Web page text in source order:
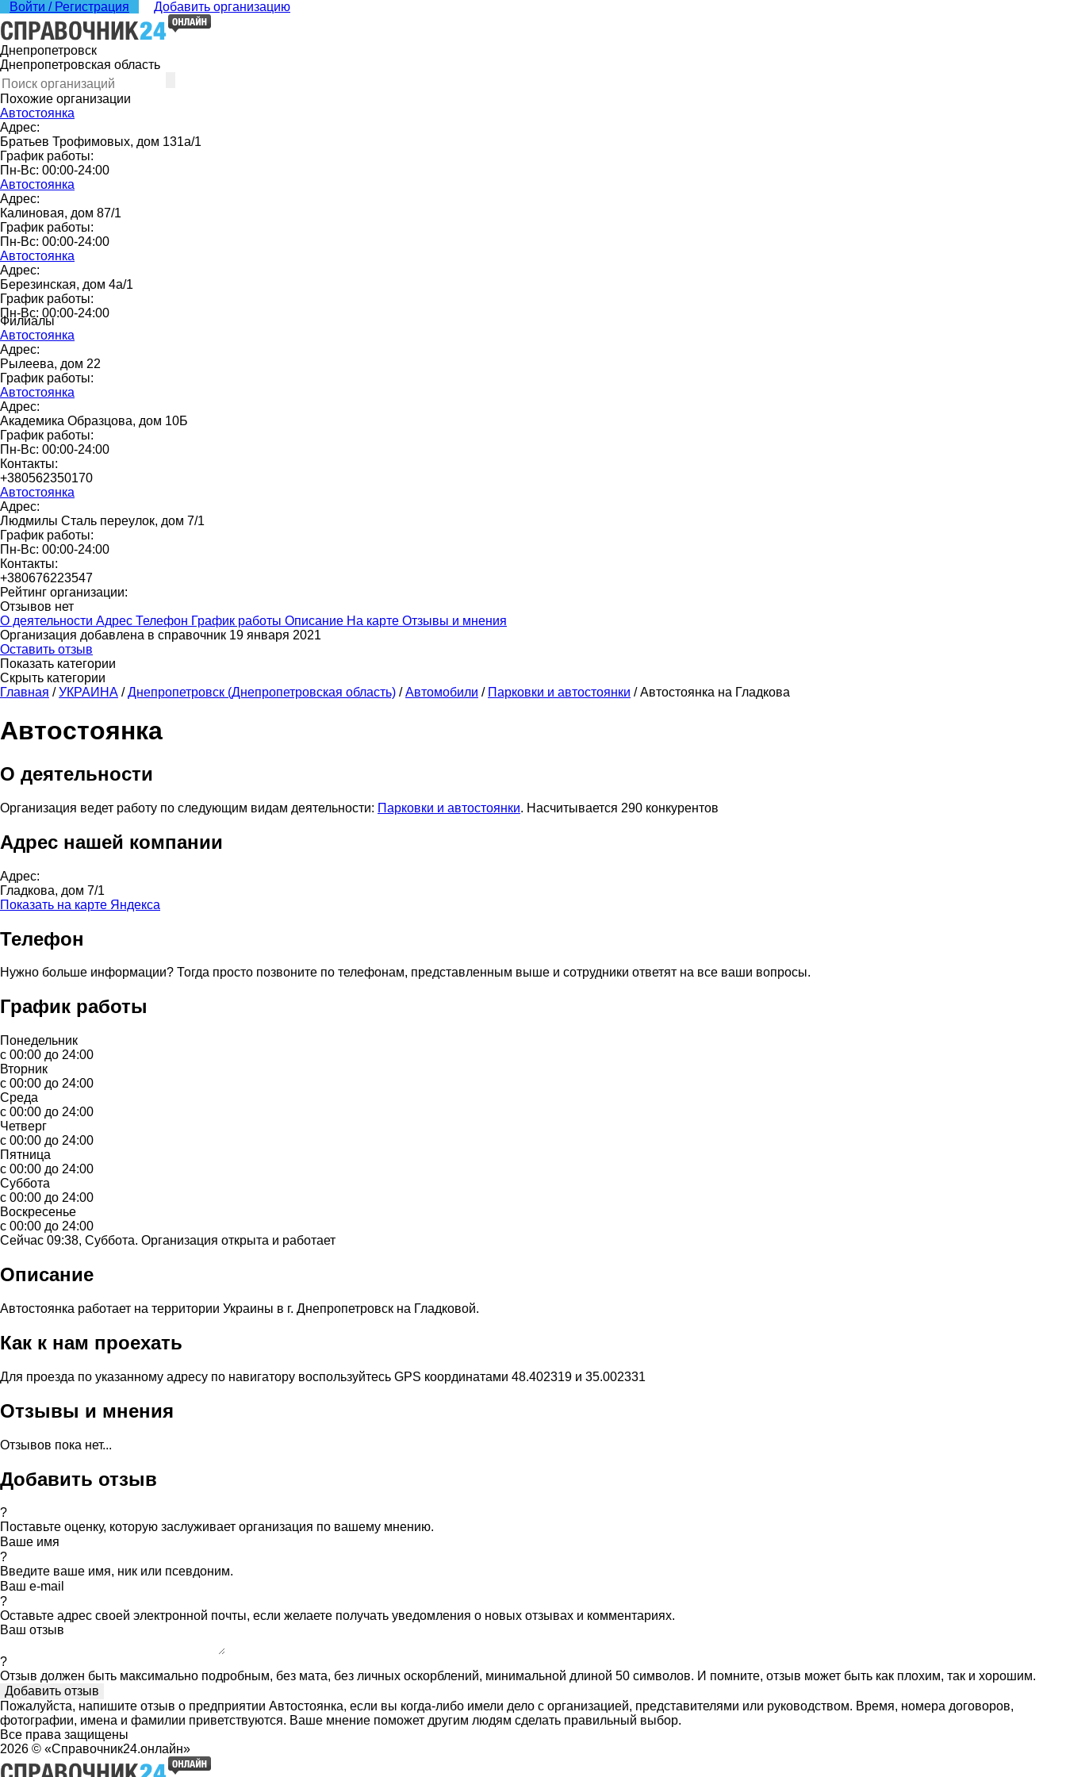
Войти / Регистрация Добавить организацию
Днепропетровск
Днепропетровская область
Похожие организации
Автостоянка
Адрес:
Братьев Трофимовых, дом 131а/1
График работы:
Пн-Вс: 00:00-24:00
Автостоянка
Адрес:
Калиновая, дом 87/1
График работы:
Пн-Вс: 00:00-24:00
Автостоянка
Адрес:
Березинская, дом 4а/1
График работы:
Пн-Вс: 00:00-24:00
Филиалы
Автостоянка
Адрес:
Рылеева, дом 22
График работы:
Автостоянка
Адрес:
Академика Образцова, дом 10Б
График работы:
Пн-Вс: 00:00-24:00
Контакты:
+380562350170
Автостоянка
Адрес:
Людмилы Сталь переулок, дом 7/1
График работы:
Пн-Вс: 00:00-24:00
Контакты:
+380676223547
Рейтинг организации:
Отзывов нет
О деятельности Адрес Телефон График работы Описание На карте Отзывы и мнения
Организация добавлена в справочник 19 января 2021
Оставить отзыв
Показать категории
Скрыть категории
Главная / УКРАИНА / Днепропетровск (Днепропетровская область) / Автомобили / Парковки и автостоянки / Автостоянка на Гладкова
Автостоянка
О деятельности
Организация ведет работу по следующим видам деятельности: Парковки и автостоянки. Насчитывается 290 конкурентов
Адрес нашей компании
Адрес:
Гладкова, дом 7/1
Показать на карте Яндекса
Телефон
Нужно больше информации? Тогда просто позвоните по телефонам, представленным выше и сотрудники ответят на все ваши вопросы.
График работы
Понедельник
с 00:00 до 24:00
Вторник
с 00:00 до 24:00
Среда
с 00:00 до 24:00
Четверг
с 00:00 до 24:00
Пятница
с 00:00 до 24:00
Суббота
с 00:00 до 24:00
Воскресенье
с 00:00 до 24:00
Сейчас 09:38, Суббота. Организация открыта и работает
Описание
Автостоянка работает на территории Украины в г. Днепропетровск на Гладковой.
Как к нам проехать
Для проезда по указанному адресу по навигатору воспользуйтесь GPS координатами 48.402319 и 35.002331
Отзывы и мнения
Отзывов пока нет...
Добавить отзыв
?
Поставьте оценку, которую заслуживает организация по вашему мнению.
Ваше имя
?
Введите ваше имя, ник или псевдоним.
Ваш e-mail
?
Оставьте адрес своей электронной почты, если желаете получать уведомления о новых отзывах и комментариях.
Ваш отзыв
?
Отзыв должен быть максимально подробным, без мата, без личных оскорблений, минимальной длиной 50 символов. И помните, отзыв может быть как плохим, так и хорошим.
Пожалуйста, напишите отзыв о предприятии Автостоянка, если вы когда-либо имели дело с организацией, представителями или руководством. Время, номера договоров,
фотографии, имена и фамилии приветствуются. Ваше мнение поможет другим людям сделать правильный выбор.
Все права защищены
2026 © «Справочник24.онлайн»